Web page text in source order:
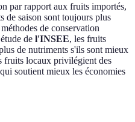
par rapport aux fruits importés,
de saison sont toujours plus
de conservation
de l'INSEE, les fruits
de nutriments s'ils sont mieux
fruits locaux privilégient des
soutient mieux les économies